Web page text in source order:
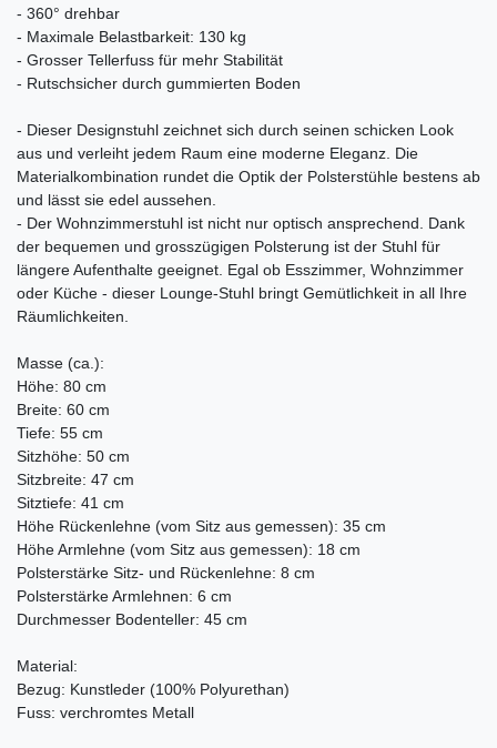
- 360° drehbar
- Maximale Belastbarkeit: 130 kg
- Grosser Tellerfuss für mehr Stabilität
- Rutschsicher durch gummierten Boden
- Dieser Designstuhl zeichnet sich durch seinen schicken Look
aus und verleiht jedem Raum eine moderne Eleganz. Die
Materialkombination rundet die Optik der Polsterstühle bestens ab
und lässt sie edel aussehen.
- Der Wohnzimmerstuhl ist nicht nur optisch ansprechend. Dank
der bequemen und grosszügigen Polsterung ist der Stuhl für
längere Aufenthalte geeignet. Egal ob Esszimmer, Wohnzimmer
oder Küche - dieser Lounge-Stuhl bringt Gemütlichkeit in all Ihre
Räumlichkeiten.
Masse (ca.):
Höhe: 80 cm
Breite: 60 cm
Tiefe: 55 cm
Sitzhöhe: 50 cm
Sitzbreite: 47 cm
Sitztiefe: 41 cm
Höhe Rückenlehne (vom Sitz aus gemessen): 35 cm
Höhe Armlehne (vom Sitz aus gemessen): 18 cm
Polsterstärke Sitz- und Rückenlehne: 8 cm
Polsterstärke Armlehnen: 6 cm
Durchmesser Bodenteller: 45 cm
Material:
Bezug: Kunstleder (100% Polyurethan)
Fuss: verchromtes Metall